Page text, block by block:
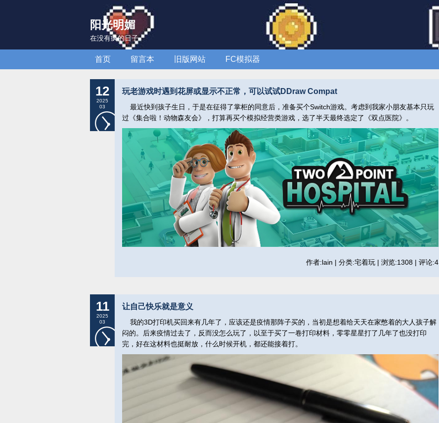
阳光明媚
在没有疯的日子
首页 留言本 旧版网站 FC模拟器
12
2025
03
玩老游戏时遇到花屏或显示不正常，可以试试DDraw Compat
最近快到孩子生日，于是在征得了掌柜的同意后，准备买个Switch游戏。考虑到我家小朋友基本只玩
过《集合啦！动物森友会》，打算再买个模拟经营类游戏，选了半天最终选定了《双点医院》。
作者:lain | 分类:宅着玩 | 浏览:1308 | 评论:4
11
2025
03
让自己快乐就是意义
我的3D打印机买回来有几年了，应该还是疫情那阵子买的，当初是想着给天天在家憋着的大人孩子解
闷的。后来疫情过去了，反而没怎么玩了，以至于买了一卷打印材料，零零星星打了几年了也没打印
完，好在这材料也挺耐放，什么时候开机，都还能接着打。